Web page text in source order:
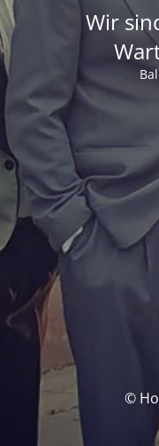
Wir
©